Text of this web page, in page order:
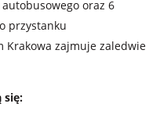
oraz 6
przystanku
Krakowa zajmuje zaledwie
się: